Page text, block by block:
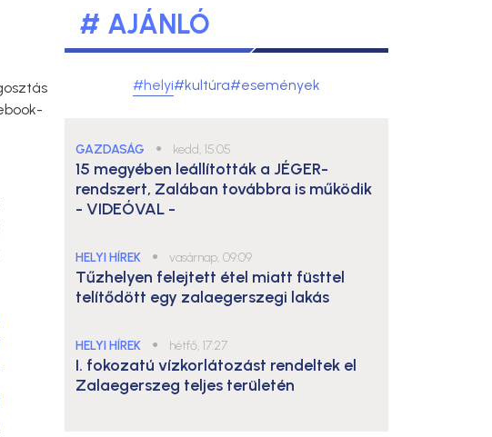
# AJÁNLÓ
#helyi#kultúra#események
GAZDASÁG ● kedd, 15:05
15 megyében leállították a JÉGER-
rendszert, Zalában továbbra is működik
- VIDEÓVAL -
HELYI HÍREK ● vasárnap, 09:09
Tűzhelyen felejtett étel miatt füsttel
telítődött egy zalaegerszegi lakás
HELYI HÍREK ● hétfő, 17:27
I. fokozatú vízkorlátozást rendeltek el
Zalaegerszeg teljes területén